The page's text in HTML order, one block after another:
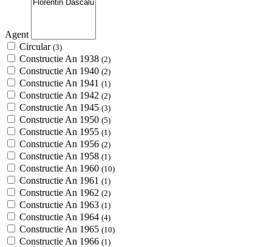
Agent
Circular (3)
Constructie An 1938 (2)
Constructie An 1940 (2)
Constructie An 1941 (1)
Constructie An 1942 (2)
Constructie An 1945 (3)
Constructie An 1950 (5)
Constructie An 1955 (1)
Constructie An 1956 (2)
Constructie An 1958 (1)
Constructie An 1960 (10)
Constructie An 1961 (1)
Constructie An 1962 (2)
Constructie An 1963 (1)
Constructie An 1964 (4)
Constructie An 1965 (10)
Constructie An 1966 (1)